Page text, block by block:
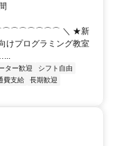
＼ ★新
けプログラミング教室
ター歓迎
シフト自由
費支給
長期歓迎